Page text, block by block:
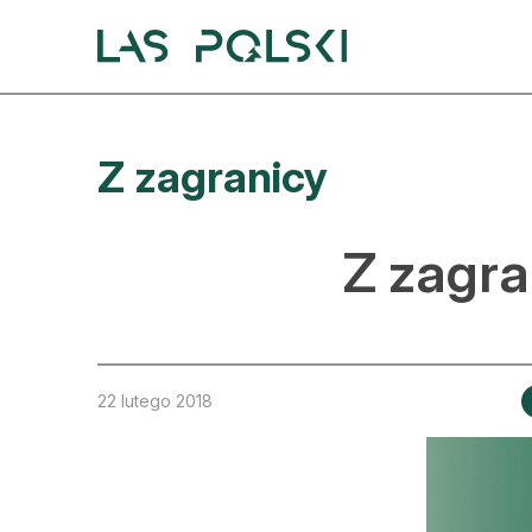
Z zagranicy
Z
22 lutego 2018